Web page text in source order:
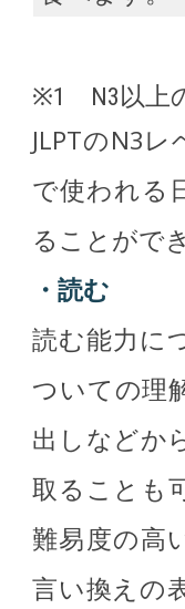
※1 N3以上
JLPTのN3
で使われる
ることがで
・読む
読む能力に
ついての理
出しなどか
取ることも
難易度の高
言い換えの